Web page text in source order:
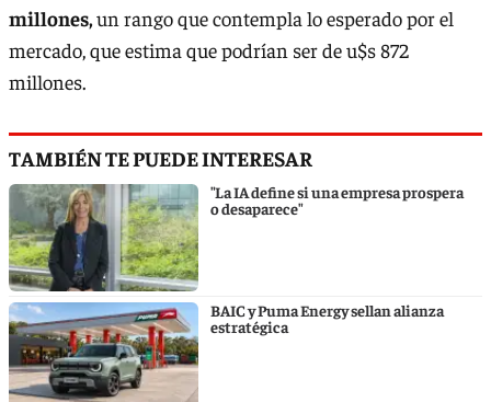
millones,un rango que contempla lo esperado por el
mercado, que estima que podrían ser de u$s 872
millones.
TAMBIÉN TE PUEDE INTERESAR
"La IA define si una empresa prospera
o desaparece"
BAIC y Puma Energy sellan alianza
estratégica